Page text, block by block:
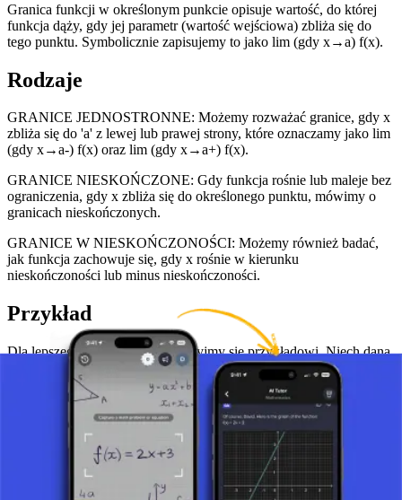
Granica funkcji w określonym punkcie opisuje wartość, do której
funkcja dąży, gdy jej parametr (wartość wejściowa) zbliża się do
tego punktu. Symbolicznie zapisujemy to jako lim (gdy x→a) f(x).
Rodzaje
GRANICE JEDNOSTRONNE: Możemy rozważać granice, gdy x
zbliża się do 'a' z lewej lub prawej strony, które oznaczamy jako lim
(gdy x→a-) f(x) oraz lim (gdy x→a+) f(x).
GRANICE NIESKOŃCZONE: Gdy funkcja rośnie lub maleje bez
ograniczenia, gdy x zbliża się do określonego punktu, mówimy o
granicach nieskończonych.
GRANICE W NIESKOŃCZONOŚCI: Możemy również badać,
jak funkcja zachowuje się, gdy x rośnie w kierunku
nieskończoności lub minus nieskończoności.
Przykład
Dla lepszego zrozumienia przyjrzyjmy się przykładowi. Niech dana
funkcja będzie f(x) = x^2 - 1. Jeśli chcemy obliczyć granicę tej
funkcji, gdy x dąży do 1, możemy podstawić liczbę 1 za x –
bezpośrednie podstawienie 1 do funkcji daje nam rozwiązanie 0.
Dlatego, gdy nasza funkcja zbliża się do wartości x=1, wartość
granicy wynosi 0.
Podsumowanie